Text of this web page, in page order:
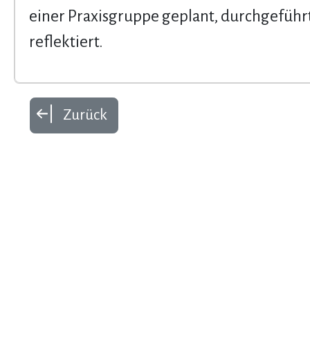
einer Praxisgruppe geplant,
reflektiert.